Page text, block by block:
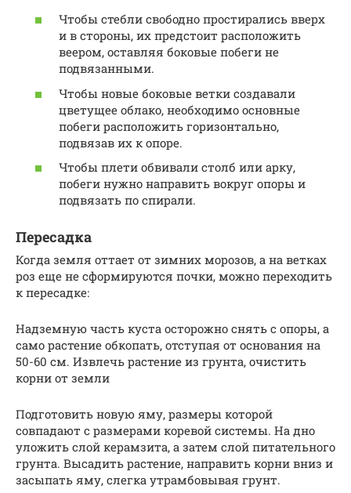
Чтобы стебли свободно простирались вверх
и в стороны, их предстоит расположить
веером, оставляя боковые побеги не
подвязанными.
Чтобы новые боковые ветки создавали
цветущее облако, необходимо основные
побеги расположить горизонтально,
подвязав их к опоре.
Чтобы плети обвивали столб или арку,
побеги нужно направить вокруг опоры и
подвязать по спирали.
Пересадка
Когда земля оттает от зимних морозов, а на ветках
роз еще не сформируются почки, можно переходить
к пересадке:
Надземную часть куста осторожно снять с опоры, а
само растение обкопать, отступая от основания на
50-60 см. Извлечь растение из грунта, очистить
корни от земли
Подготовить новую яму, размеры которой
совпадают с размерами коревой системы. На дно
уложить слой керамзита, а затем слой питательного
грунта. Высадить растение, направить корни вниз и
засыпать яму, слегка утрамбовывая грунт.